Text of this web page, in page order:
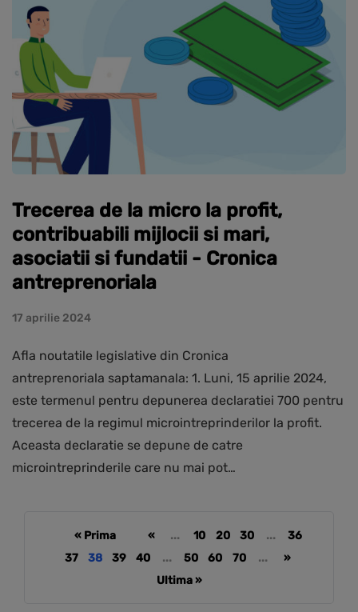
Trecerea de la micro la profit,
contribuabili mijlocii si mari,
asociatii si fundatii - Cronica
antreprenoriala
17 aprilie 2024
Afla noutatile legislative din Cronica
antreprenoriala saptamanala: 1. Luni, 15 aprilie 2024,
este termenul pentru depunerea declaratiei 700 pentru
trecerea de la regimul microintreprinderilor la profit.
Aceasta declaratie se depune de catre
microintreprinderile care nu mai pot…
« Prima « ... 10 20 30 ...
36
37
38 39 40 ... 50 60 70 ...
»
Ultima »